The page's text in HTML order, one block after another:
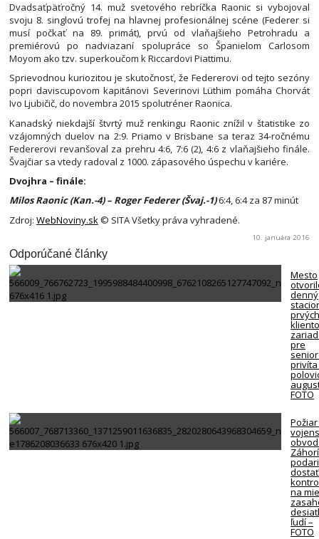
Dvadsaťpäťročný 14. muž svetového rebríčka Raonic si vybojoval
svoju 8. singlovú trofej na hlavnej profesionálnej scéne (Federer si
musí počkať na 89. primát), prvú od vlaňajšieho Petrohradu a
premiérovú po nadviazaní spolupráce so Španielom Carlosom
Moyom ako tzv. superkoučom k Riccardovi Piattimu.
Sprievodnou kuriozitou je skutočnosť, že Federerovi od tejto sezóny
popri daviscupovom kapitánovi Severinovi Lüthim pomáha Chorvát
Ivo Ljubičič, do novembra 2015 spolutréner Raonica.
Kanadský niekdajší štvrtý muž renkingu Raonic znížil v štatistike zo
vzájomných duelov na 2:9. Priamo v Brisbane sa teraz 34-ročnému
Federerovi revanšoval za prehru 4:6, 7:6 (2), 4:6 z vlaňajšieho finále.
Švajčiar sa vtedy radoval z 1000. zápasového úspechu v kariére.
Dvojhra – finále:
Milos Raonic (Kan.-4) – Roger Federer (Švaj.-1)6:4, 6:4 za 87 minút
Zdroj: WebNoviny.sk © SITA Všetky práva vyhradené.
10. januára 2016
Odporúčané články
Mesto
denný
prvých
pre
FOTO
na
ľudí –
FOTO